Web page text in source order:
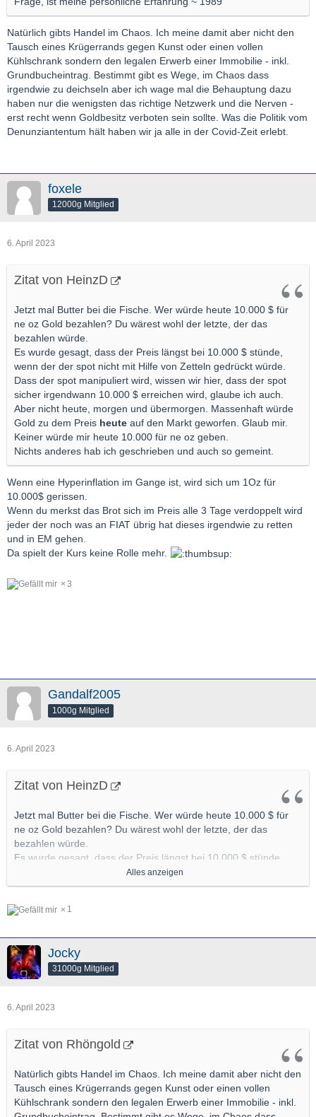
Natürlich gibts Handel im Chaos. Ich meine damit aber nicht den
Tausch eines Krügerrands gegen Kunst oder einen vollen
Kühlschrank sondern den legalen Erwerb einer Immobilie - inkl.
Grundbucheintrag. Bestimmt gibt es Wege, im Chaos dass
irgendwie zu deichseln aber ich wage mal die Behauptung dazu
haben nur die wenigsten das richtige Netzwerk und die Nerven -
erst recht wenn Goldbesitz verboten sein sollte. Was die Politik vom
Denunziantentum hält haben wir ja alle in der Covid-Zeit erlebt.
foxele
12000g Mitglied
6. April 2023
Zitat von HeinzD
Jetzt mal Butter bei die Fische. Wer würde heute 10.000 $ für
ne oz Gold bezahlen? Du wärest wohl der letzte, der das
bezahlen würde.
Es wurde gesagt, dass der Preis längst bei 10.000 $ stünde,
wenn der der spot nicht mit Hilfe von Zetteln gedrückt würde.
Dass der spot manipuliert wird, wissen wir hier, dass der spot
sicher irgendwann 10.000 $ erreichen wird, glaube ich auch.
Aber nicht heute, morgen und übermorgen. Massenhaft würde
Gold zu dem Preis heute auf den Markt geworfen. Glaub mir.
Keiner würde mir heute 10.000 für ne oz geben.
Nichts anderes hab ich geschrieben und auch so gemeint.
Wenn eine Hyperinflation im Gange ist, wird sich um 1Oz für
10.000$ gerissen.
Wenn du merkst das Brot sich im Preis alle 3 Tage verdoppelt wird
jeder der noch was an FIAT übrig hat dieses irgendwie zu retten
und in EM gehen.
Da spielt der Kurs keine Rolle mehr.
3
Gandalf2005
1000g Mitglied
6. April 2023
Zitat von HeinzD
Jetzt mal Butter bei die Fische. Wer würde heute 10.000 $ für
ne oz Gold bezahlen? Du wärest wohl der letzte, der das
bezahlen würde.
Es wurde gesagt, dass der Preis längst bei 10.000 $ stünde,
wenn der der spot nicht mit Hilfe von Zetteln gedrückt würde.
Dass der spot manipuliert wird, wissen wir hier, dass der spot
Aber nicht heute, morgen und übermorgen. Massenhaft würde
Keiner würde mir heute 10.000 für ne oz geben.
Nichts anderes hab ich geschrieben und auch so gemeint.
paar Bits bezahlt haben?!
Ergo der Markt macht den Preis und wenn der Dollar im Lokus
Achterbahnfährt.....sind auch höhere Preise drin....letztendlich -
ist wie schon hier mehrfach erwähnt - was bekommste du dann
Alles anzeigen
1
Jocky
31000g Mitglied
6. April 2023
Zitat von Rhöngold
Natürlich gibts Handel im Chaos. Ich meine damit aber nicht den
Tausch eines Krügerrands gegen Kunst oder einen vollen
Kühlschrank sondern den legalen Erwerb einer Immobilie - inkl.